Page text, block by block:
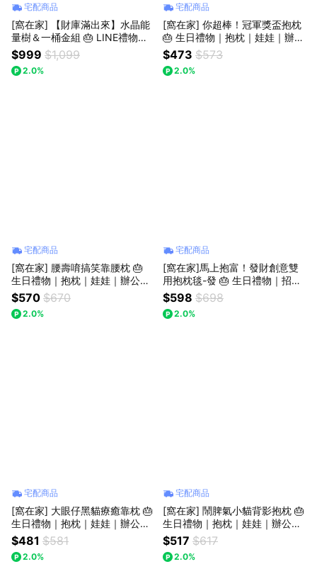
宅配商品
[窩在家] 【財庫滿出來】水晶能
量樹＆一桶金組 🎂 LINE禮物獨
家｜生日禮物｜招財｜開運納福
｜升遷升職｜喬遷｜開業開店｜
同事｜獅子座｜七夕禮物｜父親
$999 $1,099
2.0%
宅配商品
[窩在家] 你超棒！冠軍獎盃抱枕
🎂 生日禮物｜抱枕｜娃娃｜辦公
室｜療癒｜情侶｜上班族｜獅子
座｜七夕禮物｜父親節
$473 $573
2.0%
宅配商品
[窩在家] 腰壽唷搞笑靠腰枕 🎂
生日禮物｜抱枕｜娃娃｜辦公室
｜療癒｜實用｜同事｜上班族｜
獅子座｜七夕禮物｜父親節
$570 $670
2.0%
宅配商品
[窩在家]馬上抱富！發財創意雙
用抱枕毯-發 🎂 生日禮物｜招財
｜抱枕｜娃娃｜開運納福｜午睡
毯｜毯子｜療癒｜升遷升職｜喬
遷｜開業開店｜實用｜同事｜上
$598 $698
2.0%
宅配商品
[窩在家] 大眼仔黑貓療癒靠枕 🎂
生日禮物｜抱枕｜娃娃｜辦公室
｜貓咪｜實用｜同事｜上班族｜
貓奴｜獅子座｜七夕禮物
$481 $581
2.0%
宅配商品
[窩在家] 鬧脾氣小貓背影抱枕 🎂
生日禮物｜抱枕｜娃娃｜辦公室
｜貓咪｜療癒｜實用｜同事｜上
班族｜貓奴｜獅子座｜七夕禮物
｜父親節
$517 $617
2.0%